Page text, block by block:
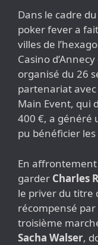
Dans le cadre
poker fever a
villes de
Casino
organisé du 26
partenariat avec
Main Event, qui
400 €, a généré
pu bénéficier
En
garder Charles
le priver du titre
récompensé par
troisième
Sacha Walser,